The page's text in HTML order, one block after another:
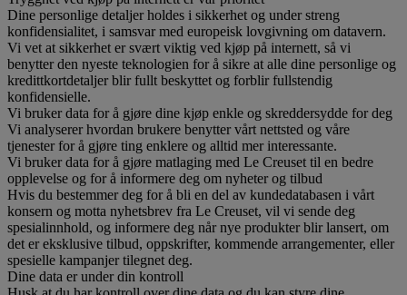
Dine personlige detaljer holdes i sikkerhet og under streng
konfidensialitet, i samsvar med europeisk lovgivning om datavern.
Vi vet at sikkerhet er svært viktig ved kjøp på internett, så vi
benytter den nyeste teknologien for å sikre at alle dine personlige og
kredittkortdetaljer blir fullt beskyttet og forblir fullstendig
konfidensielle.
Vi bruker data for å gjøre dine kjøp enkle og skreddersydde for deg
Vi analyserer hvordan brukere benytter vårt nettsted og våre
tjenester for å gjøre ting enklere og alltid mer interessante.
Vi bruker data for å gjøre matlaging med Le Creuset til en bedre
opplevelse og for å informere deg om nyheter og tilbud
Hvis du bestemmer deg for å bli en del av kundedatabasen i vårt
konsern og motta nyhetsbrev fra Le Creuset, vil vi sende deg
spesialinnhold, og informere deg når nye produkter blir lansert, om
det er eksklusive tilbud, oppskrifter, kommende arrangementer, eller
spesielle kampanjer tilegnet deg.
Dine data er under din kontroll